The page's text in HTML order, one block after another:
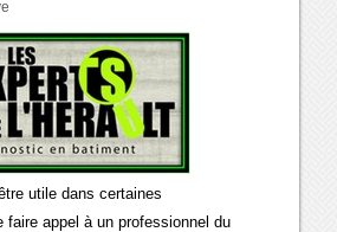
utile dans certaines
faire appel à un professionnel du